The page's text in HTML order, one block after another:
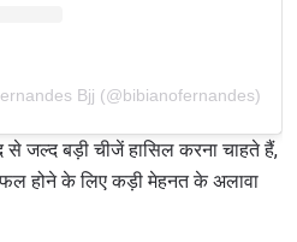
Bjj (@bibianofernandes)
से जल्द बड़ी चीजें हासिल करना चाहते हैं,
होने के लिए कड़ी मेहनत के अलावा